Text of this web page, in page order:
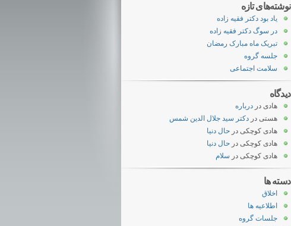
نوشته‌های تازه
یاد بود دکتر فقیه زاده
در سوگ دکتر فقیه زاده
تبریک ماه مبارک رمضان
جلسه گروه
سلامت اجتماعی
دیدگاه
هادی در درباره
هستی در دکتر سید جلال الدین شمس
هادی کوچکی در حال دنیا
هادی کوچکی در حال دنیا
هادی کوچکی در سلام
دسته ها
اخلاق
اطلاعیه ها
جلسات گروه